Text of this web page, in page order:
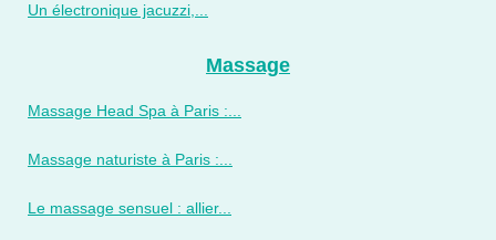
Un électronique jacuzzi,...
Massage
Massage Head Spa à Paris :...
Massage naturiste à Paris :...
Le massage sensuel : allier...